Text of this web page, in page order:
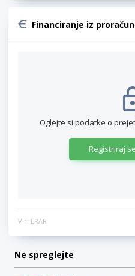
Financiranje iz
Oglejte si podatke o
Registriraj
Vir: ERAR
Ne spreglejte